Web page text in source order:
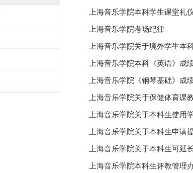
上海音乐学院本科学生课堂礼
上海音乐学院考场纪律
上海音乐学院关于境外学生本
上海音乐学院本科《英语》成
上海音乐学院《钢琴基础》成
上海音乐学院关于保健体育课
上海音乐学院关于本科生使用
上海音乐学院关于本科生申请
上海音乐学院关于本科生可延
上海音乐学院本科生评教管理